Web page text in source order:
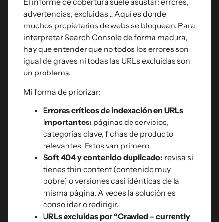
El informe de cobertura suele asustar: errores,
advertencias, excluidas… Aquí es donde
muchos propietarios de webs se bloquean. Para
interpretar Search Console de forma madura,
hay que entender que no todos los errores son
igual de graves ni todas las URLs excluidas son
un problema.
Mi forma de priorizar:
Errores críticos de indexación en URLs
importantes: páginas de servicios,
categorías clave, fichas de producto
relevantes. Estos van primero.
Soft 404 y contenido duplicado: revisa si
tienes thin content (contenido muy
pobre) o versiones casi idénticas de la
misma página. A veces la solución es
consolidar o redirigir.
URLs excluidas por “Crawled – currently